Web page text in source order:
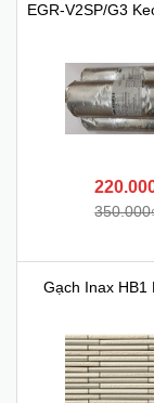
EGR-V2SP/G3
Gạch Inax HB1